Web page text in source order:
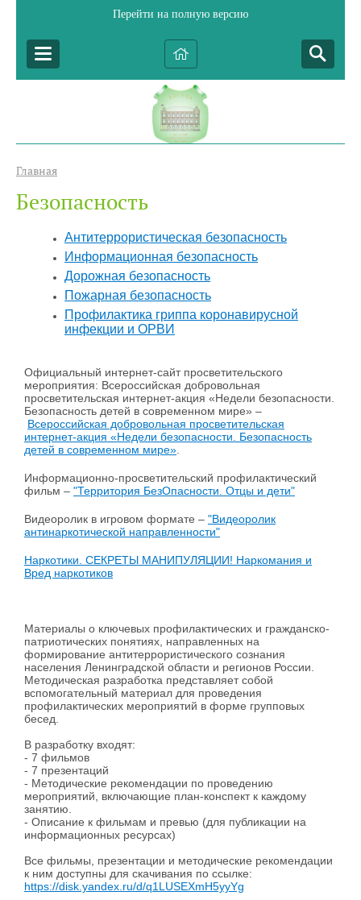
Перейти на полную версию
Главная
Безопасность
Антитеррористическая безопасность
Информационная безопасность
Дорожная безопасность
Пожарная безопасность
Профилактика гриппа коронавирусной
инфекции и ОРВИ
Официальный интернет-сайт просветительского
мероприятия: Всероссийская добровольная
просветительская интернет-акция «Недели безопасности.
Безопасность детей в современном мире» –
Всероссийская добровольная просветительская
интернет-акция «Недели безопасности. Безопасность
детей в современном мире».
Информационно-просветительский профилактический
фильм – "Территория БезОпасности. Отцы и дети"
Видеоролик в игровом формате – "Видеоролик
антинаркотической направленности"
Наркотики. СЕКРЕТЫ МАНИПУЛЯЦИИ! Наркомания и
Вред наркотиков
Материалы о ключевых профилактических и гражданско-
патриотических понятиях, направленных на
формирование антитеррористического сознания
населения Ленинградской области и регионов России.
Методическая разработка представляет собой
вспомогательный материал для проведения
профилактических мероприятий в форме групповых
бесед.
В разработку входят:
- 7 фильмов
- 7 презентаций
- Методические рекомендации по проведению
мероприятий, включающие план-конспект к каждому
занятию.
- Описание к фильмам и превью (для публикации на
информационных ресурсах)
Все фильмы, презентации и методические рекомендации
к ним доступны для скачивания по ссылке:
https://disk.yandex.ru/d/q1LUSEXmH5yyYg